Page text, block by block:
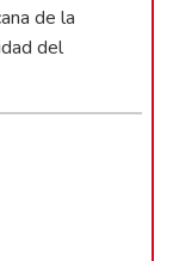
de la
del